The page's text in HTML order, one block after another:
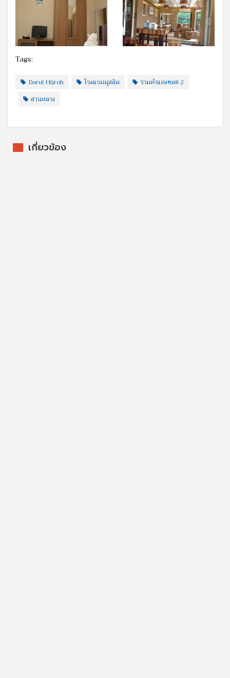
Tags:
Darul Hijroh โรงแรมมุสลิม
รามคำแหงซอย 2
สวนหลวง
เกี่ยวข้อง